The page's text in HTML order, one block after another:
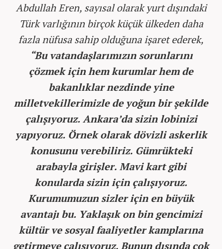
Abdullah Eren, sayısal olarak yurt dışındaki
Türk varlığının birçok küçük ülkeden daha
fazla nüfusa sahip olduğuna işaret ederek,
“Bu vatandaşlarımızın sorunlarını
çözmek için hem kurumlar hem de
bakanlıklar nezdinde yine
milletvekillerimizle de yoğun bir şekilde
çalışıyoruz. Ankara’da sizin lobinizi
yapıyoruz. Örnek olarak dövizli askerlik
konusunu verebiliriz. Gümrükteki
arabayla girişler. Mavi kart gibi
konularda sizin için çalışıyoruz.
Kurumumuzun sizler için en büyük
avantajı bu. Yaklaşık on bin gencimizi
kültür ve sosyal faaliyetler kamplarına
getirmeye çalışıyoruz. Bunun dışında çok